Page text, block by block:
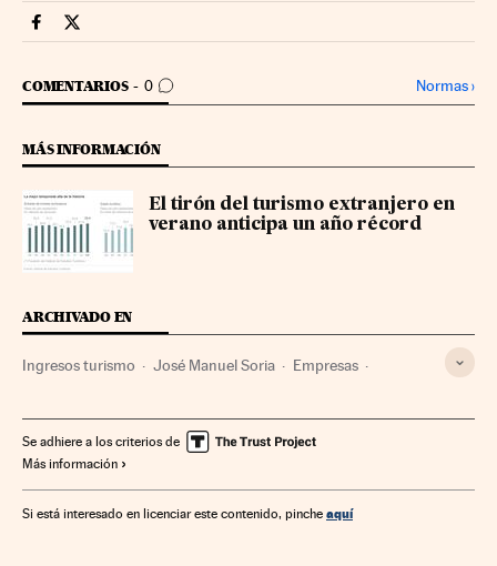
Economia Cinco Días en Facebook
Economia Cinco Días en Twitter
COMENTARIOS 0
IR A LOS COMENTARIOS Normas›
MÁS INFORMACIÓN
El tirón del turismo extranjero en
verano anticipa un año récord
ARCHIVADO EN
Ingresos turismo José Manuel Soria Empresas
Se adhiere a los criterios de
Más información
Si está interesado en licenciar este contenido, pinche aquí